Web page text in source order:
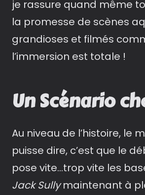
je rassure quand même
la promesse de scènes
grandioses et filmés
l’immersion est totale !
Un Scénario
Au niveau de l’histoire, le
puisse dire, c’est que le
pose vite…trop vite les
Jack Sullymaintenant à